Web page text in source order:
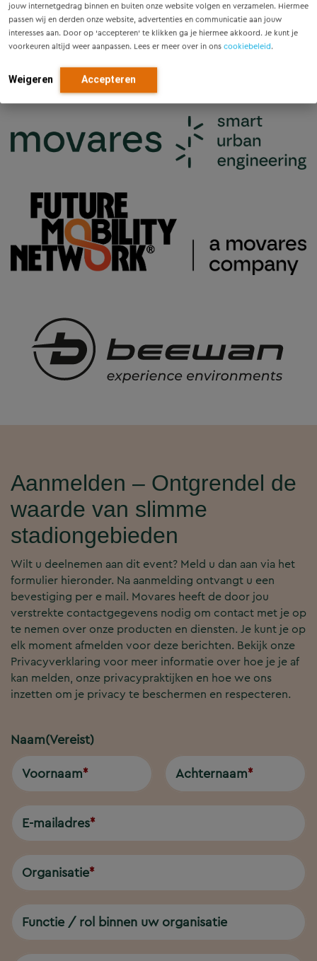
jouw internetgedrag binnen en buiten onze website volgen en verzamelen. Hiermee
passen wij en derden onze website, advertenties en communicatie aan jouw
interesses aan. Door op ‘accepteren’ te klikken ga je hiermee akkoord. Je kunt je
voorkeuren altijd weer aanpassen. Lees er meer over in ons cookiebeleid.
Weigeren Accepteren
aanmeldpagina.
We kijken ernaar uit je te ontvangen en samen te
bouwen aan stadiongebieden die economisch sterker,
duurzamer en toekomstbestendig zijn.
Aanmelden – Ontgrendel de
waarde van slimme
stadiongebieden
Wilt u deelnemen aan dit event? Meld u dan aan via het
formulier hieronder. Na aanmelding ontvangt u een
bevestiging per e mail. Movares heeft de door jou
verstrekte contactgegevens nodig om contact met je op
te nemen over onze producten en diensten. Je kunt je op
elk moment afmelden voor deze berichten. Bekijk onze
Privacyverklaring voor meer informatie over hoe je je af
kan melden, onze privacypraktijken en hoe we ons
inzetten om je privacy te beschermen en respecteren.
Naam(Vereist)
Voornaam
Achternaam
E-mailadres
Organisatie
Functie / rol binnen uw organisatie